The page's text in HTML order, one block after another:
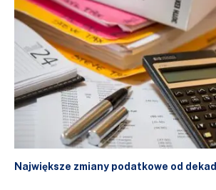
Największe zmiany podatkowe od dekad